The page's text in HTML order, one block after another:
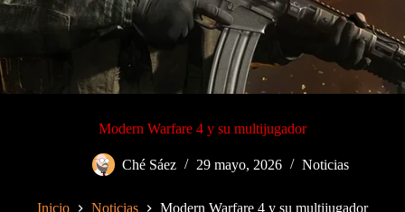
Modern Warfare 4 y su multijugador
Ché Sáez 29 mayo, 2026 Noticias
Inicio Noticias Modern Warfare 4 y su multijugador